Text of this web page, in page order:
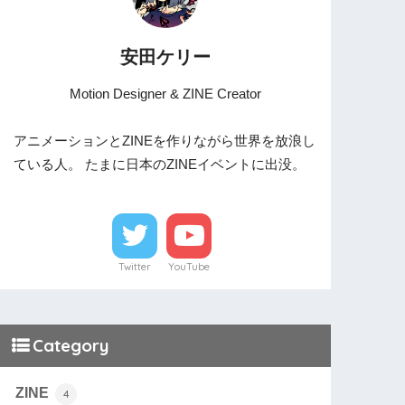
安田ケリー
Motion Designer & ZINE Creator
アニメーションとZINEを作りながら世界を放浪し
ている人。 たまに日本のZINEイベントに出没。
Twitter YouTube
Category
ZINE 4